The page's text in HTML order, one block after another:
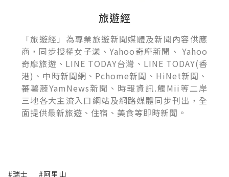
旅遊經
「旅遊經」為專業旅遊新聞媒體及新聞內容供應
商，同步授權女子漾、Yahoo奇摩新聞、 Yahoo
奇摩旅遊、LINE TODAY台灣、LINE TODAY(香
港)、中時新聞網、Pchome新聞、HiNet新聞、
蕃薯藤YamNews新聞、時報資訊.觸Mii等二岸
三地各大主流入口網站及網路媒體同步刊出，全
面提供最新旅遊、住宿、美食等即時新聞。
#瑞士 #阿里山